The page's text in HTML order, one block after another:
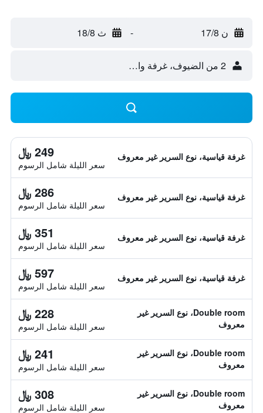
ن 17/8 - ث 18/8
2 من الضيوف، غرفة واحدة
غرفة قياسية، نوع السرير غير معروف 249 ﷼
سعر الليلة شامل الرسوم
غرفة قياسية، نوع السرير غير معروف 286 ﷼
سعر الليلة شامل الرسوم
غرفة قياسية، نوع السرير غير معروف 351 ﷼
سعر الليلة شامل الرسوم
غرفة قياسية، نوع السرير غير معروف 597 ﷼
سعر الليلة شامل الرسوم
Double room، نوع السرير غير
معروف
228 ﷼
سعر الليلة شامل الرسوم
Double room، نوع السرير غير
معروف
241 ﷼
سعر الليلة شامل الرسوم
Double room، نوع السرير غير
معروف
308 ﷼
سعر الليلة شامل الرسوم